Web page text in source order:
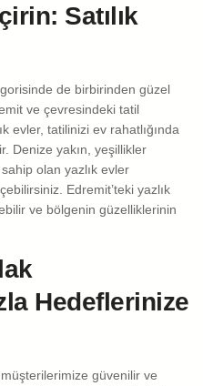
Satılık
de birbirinden güzel
ve çevresindeki tatil
evler, tatilinizi ev rahatlığında
Denize yakın, yeşillikler
olan yazlık evler
Edremit’teki yazlık
ve bölgenin güzelliklerinin
Hedeflerinize
güvenilir ve